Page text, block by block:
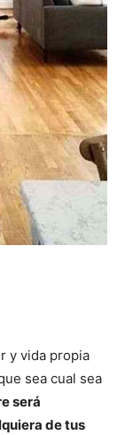
y vida propia
sea cual sea
será
de tus